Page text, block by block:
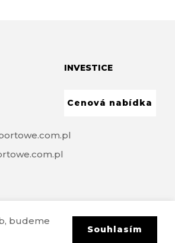
INVESTICE
Cenová nabídka
e-Sklepy Investnet
budeme
Souhlasím